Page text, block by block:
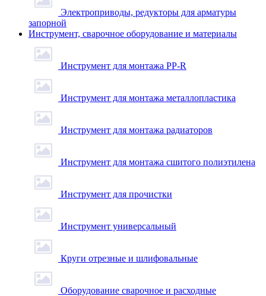
Электроприводы, редукторы для арматуры
запорной
Инструмент, сварочное оборудование и материалы
Инструмент для монтажа PP-R
Инструмент для монтажа металлопластика
Инструмент для монтажа радиаторов
Инструмент для монтажа сшитого полиэтилена
Инструмент для прочистки
Инструмент универсальный
Круги отрезные и шлифовальные
Оборудование сварочное и расходные